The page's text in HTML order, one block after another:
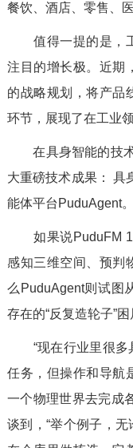
餐饮、酒店、零售、
值得一提的是，
注目的增长极。近期
的战略规划，将产品
环节，展现了在工业
在具身智能的技
大重磅技术成果：
具
能体平台PuduAgent。
如果说PuduFM
感知三维空间、预判
么PuduAgent则试图
存在的“反复造轮子”困
“现在行业里很
任务，但操作和导航
一个物理世界去完成
谈到，“举个例子，